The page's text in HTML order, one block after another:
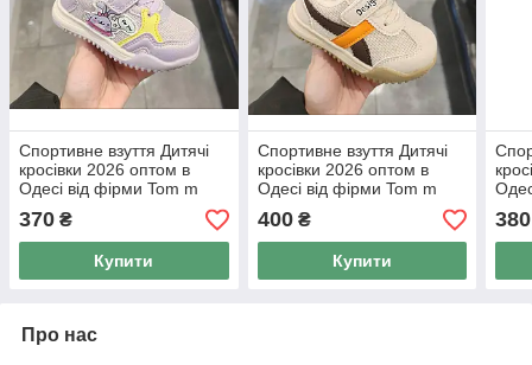
Спортивне взуття Дитячі
кросівки 2026 оптом в
Одесі від фірми Tom m
(21-26
370 ₴
Купити
Спортивне взуття Дитячі
кросівки 2026 оптом в
Одесі від фірми Tom m
(21-26
400₴
Купити
(21-
380
Про нас